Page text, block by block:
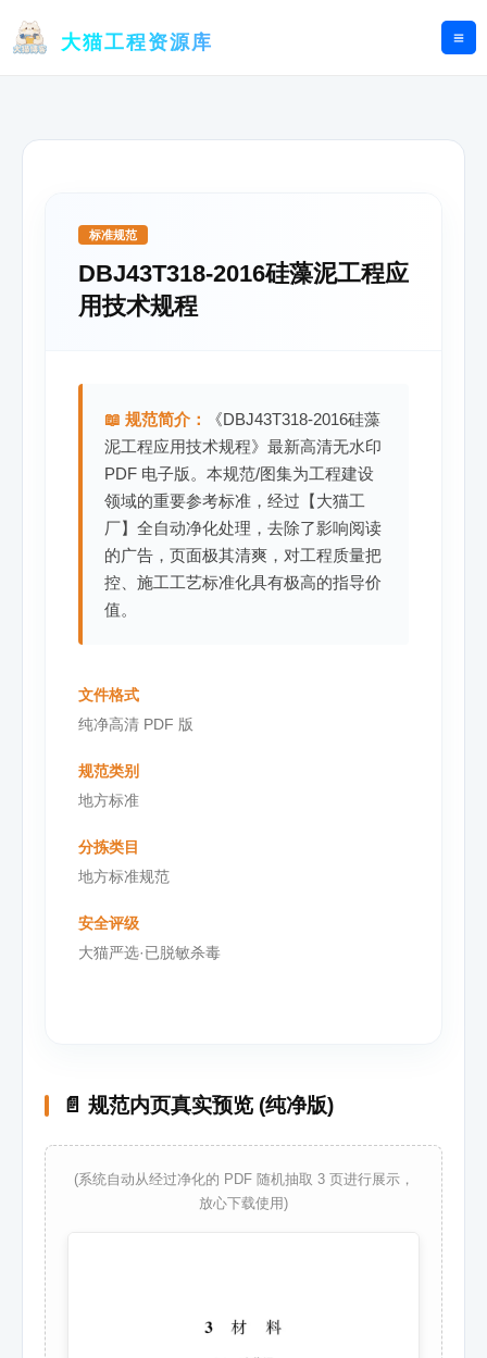
大猫工程资源库
标准规范
DBJ43T318-2016硅藻泥工程应
用技术规程
📖 规范简介：
《DBJ43T318-2016硅藻
泥工程应用技术规程》最新高清无水印
PDF 电子版。本规范/图集为工程建设
领域的重要参考标准，经过【大猫工
厂】全自动净化处理，去除了影响阅读
的广告，页面极其清爽，对工程质量把
控、施工工艺标准化具有极高的指导价
值。
文件格式
纯净高清 PDF 版
规范类别
地方标准
分拣类目
地方标准规范
安全评级
大猫严选·已脱敏杀毒
📄 规范内页真实预览 (纯净版)
(系统自动从经过净化的 PDF 随机抽取 3 页进行展示，
放心下载使用)